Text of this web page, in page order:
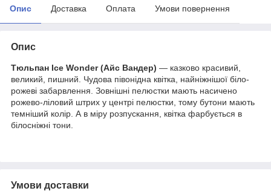
Опис Доставка Оплата Умови повернення
Опис
Тюльпан Ice Wonder(Айс Вандер) — казково красивий,
великий, пишний. Чудова півонідна квітка, найніжнішої біло-
рожеві забарвлення. Зовнішні пелюстки мають насичено
рожево-ліловий штрих у центрі пелюстки, тому бутони мають
темніший колір. А в міру розпускання, квітка фарбується в
білосніжні тони.
Умови доставки